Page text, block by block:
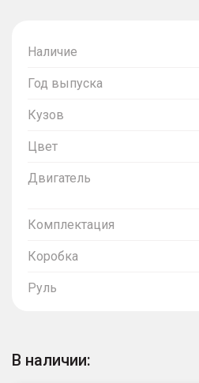
Наличие
Год выпуска
Кузов
Цвет
Двигатель
Комплектация
Коробка
Руль
В наличии: